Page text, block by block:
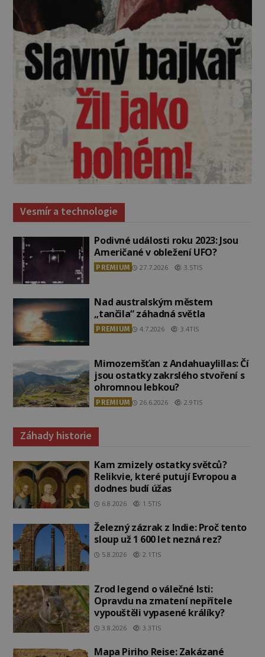
Vesmír a technologie
Podivné události roku 2023: Jsou
Američané v obležení UFO?
PREMIUM 27.7.2026 3.5TIS
Nad australským městem
„tančila“ záhadná světla
PREMIUM 4.7.2026 3.4TIS
Mimozemšťan z Andahuaylillas: Čí
jsou ostatky zakrslého stvoření s
ohromnou lebkou?
PREMIUM 26.6.2026 2.9TIS
Záhady historie
Kam zmizely ostatky světců?
Relikvie, které putují Evropou a
dodnes budí úžas
6.8.2026 1.5TIS
Železný zázrak z Indie: Proč tento
sloup už 1 600 let nezná rez?
5.8.2026 2.1TIS
Zrod legend o válečné lsti:
Opravdu na zmatení nepřítele
vypouštěli vypasené králíky?
3.8.2026 3.3TIS
Mapa Piriho Reise: Zakázané